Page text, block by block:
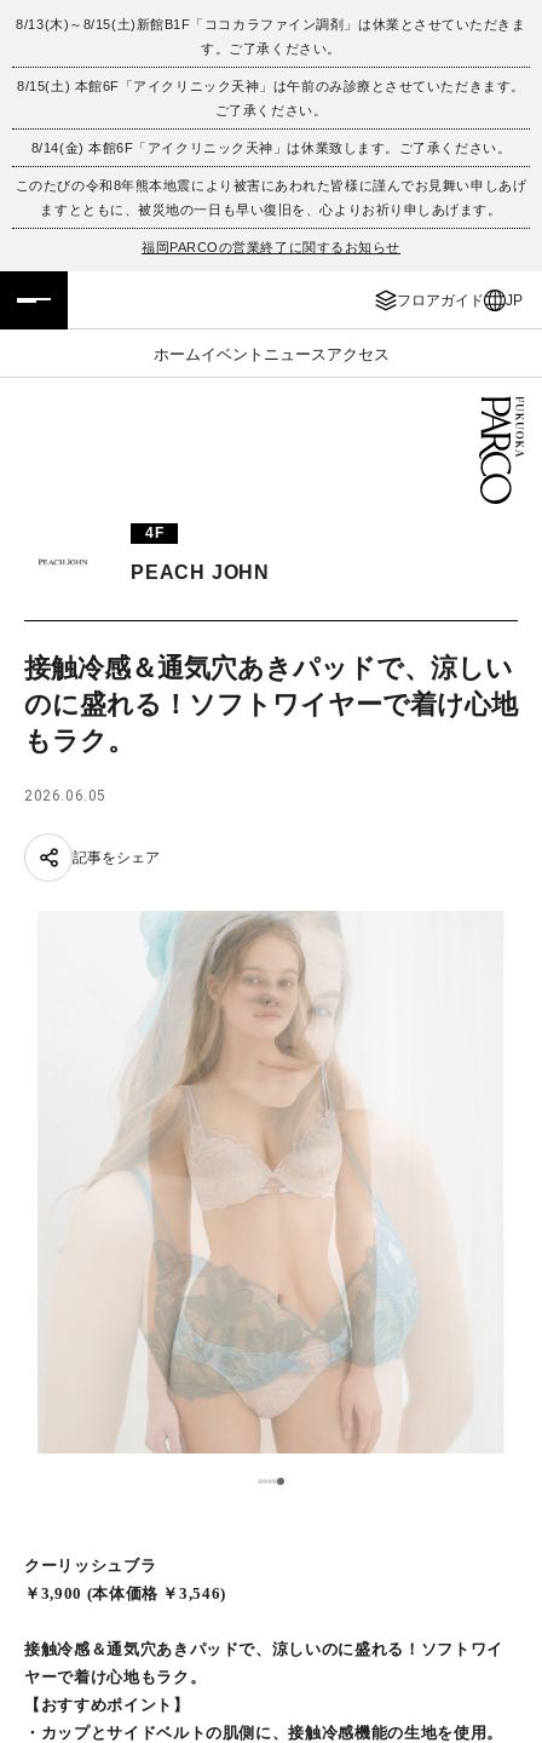
8/13(木)～8/15(土)新館B1F「ココカラファイン調剤」は休業とさせていただきま
す。ご了承ください。
8/15(土) 本館6F「アイクリニック天神」は午前のみ診療とさせていただきます。
ご了承ください。
8/14(金) 本館6F「アイクリニック天神」は休業致します。ご了承ください。
このたびの令和8年熊本地震により被害にあわれた皆様に謹んでお見舞い申しあげ
ますとともに、被災地の一日も早い復旧を、心よりお祈り申しあげます。
福岡PARCOの営業終了に関するお知らせ
フロアガイド JP
ホームイベント ニュース アクセス
フロアガイド
施設案内・アクセス
イベント・ポップアップ
レストラン・カフェ
ENGLISH
繁体字
簡体字
ภาษาไทย
4F
PEACH JOHN
接触冷感＆通気穴あきパッドで、涼しい
のに盛れる！ソフトワイヤーで着け心地
もラク。
2026.06.05
記事をシェア
1234
クーリッシュブラ
￥3,900 (本体価格 ￥3,546)
接触冷感＆通気穴あきパッドで、涼しいのに盛れる！ソフトワイ
ヤーで着け心地もラク。
【おすすめポイント】
・カップとサイドベルトの肌側に、接触冷感機能の生地を使用。